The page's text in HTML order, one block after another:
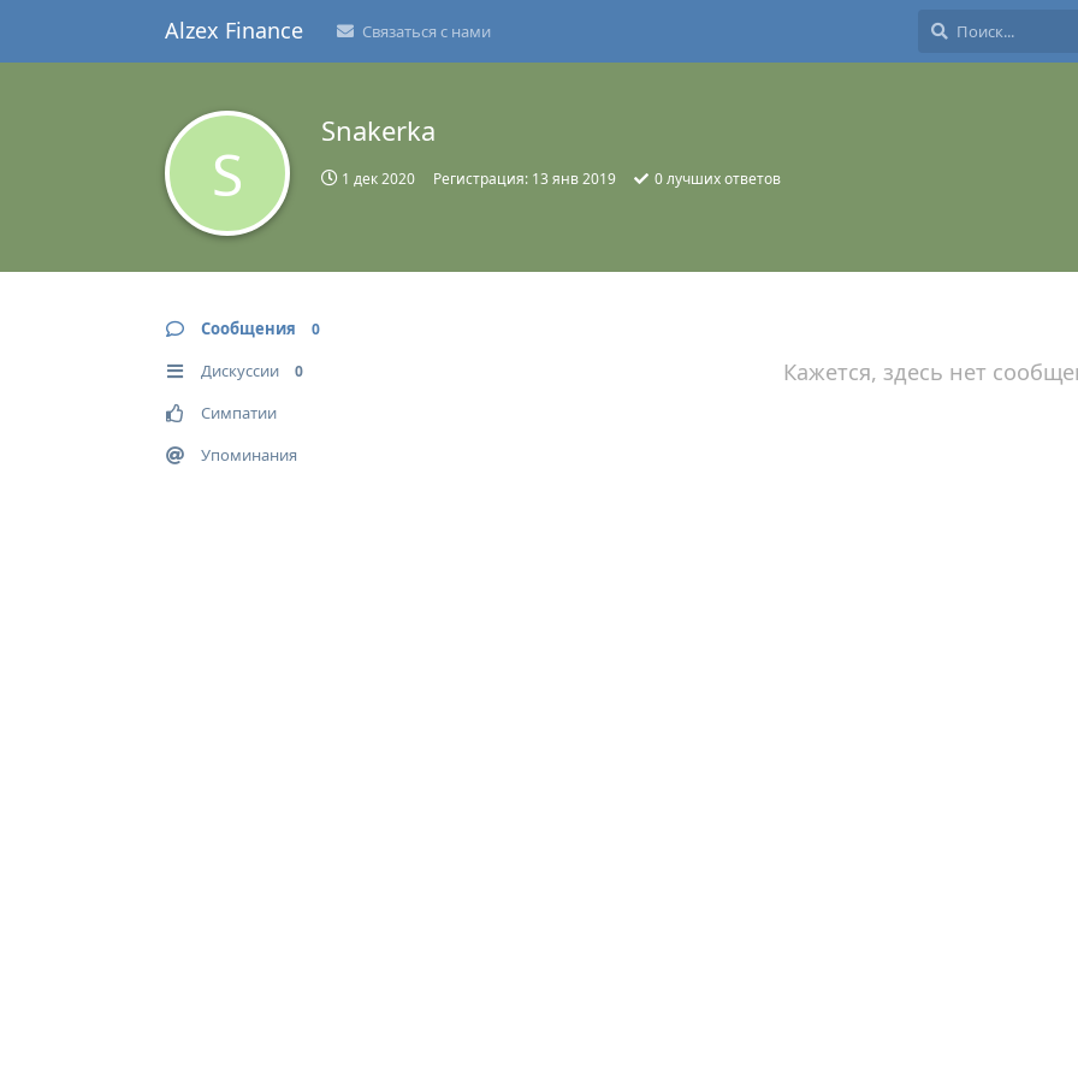
Alzex Finance Связаться с нами
S
Snakerka
1 дек 2020 Регистрация: 13 янв 2019 0лучших ответов
Сообщения 0
Дискуссии 0
Симпатии
Упоминания
Кажется, здесь нет